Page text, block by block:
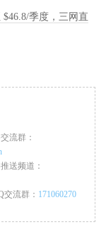
季度，三网直
流群：
送频道：
交流群： 171060270